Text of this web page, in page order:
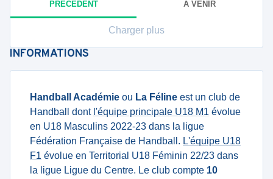
PRÉCÉDENT À VENIR
Charger plus
INFORMATIONS
Handball Académie ou La Féline est un club de
Handball dont l'équipe principale U18 M1 évolue
en U18 Masculins 2022-23 dans la ligue
Fédération Française de Handball. L'équipe U18
F1 évolue en Territorial U18 Féminin 22/23 dans
la ligue Ligue du Centre. Le club compte 10